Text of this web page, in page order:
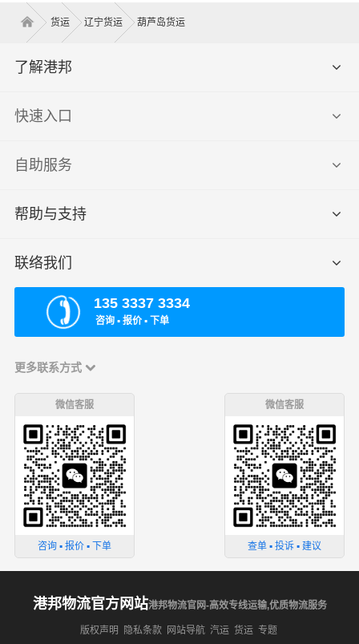
货运 辽宁货运 葫芦岛货运
了解港邦
快速入口
自助服务
帮助与支持
联络我们
135 3337 3334
咨询 ▪ 报价 ▪ 下单
更多联系方式
微信客服
咨询 ▪ 报价 ▪ 下单
微信客服
查单 ▪ 投诉 ▪ 建议
港邦物流官方网站港邦物流官网-高效专线运输,优质物流服务
版权声明 隐私条款 网站导航 汽运 货运 专题